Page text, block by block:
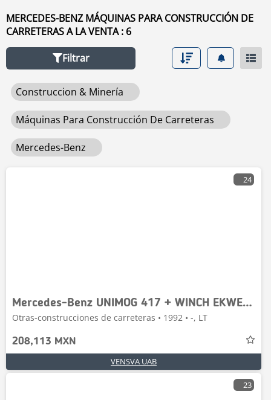
carreteras haga clic en los botones de marca, año,
precio, horas de uso, país. Para buscar cualquier equipo
construcción de carreteras
MERCEDES-BENZ MÁQUINAS PARA CONSTRUCCIÓN DE
CARRETERAS A LA VENTA : 6
Filtrar
Construccion & Minería
Máquinas Para Construcción De Carreteras
Mercedes-Benz
24
Mercedes-Benz UNIMOG 417 + WINCH EKWE 7500
Otras-construcciones de carreteras • 1992 • -, LT
208,113 MXN
VENSVA UAB
23